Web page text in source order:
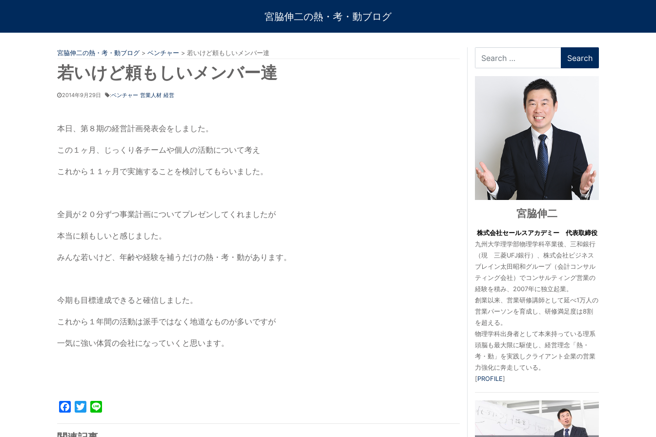
宮脇伸二の熱・考・動ブログ
宮脇伸二の熱・考・動ブログ > ベンチャー > 若いけど頼もしいメンバー達
若いけど頼もしいメンバー達
2014年9月29日 :ベンチャー 営業人材 経営
本日、第８期の経営計画発表会をしました。
この１ヶ月、じっくり各チームや個人の活動について考え
これから１１ヶ月で実施することを検討してもらいました。
全員が２０分ずつ事業計画についてプレゼンしてくれましたが
本当に頼もしいと感じました。
みんな若いけど、年齢や経験を補うだけの熱・考・動があります。
今期も目標達成できると確信しました。
これから１年間の活動は派手ではなく地道なものが多いですが
一気に強い体質の会社になっていくと思います。
Facebook
Twitter
宮脇伸二
株式会社セールスアカデミー 代表取締役
九州大学理学部物理学科卒業後、三和銀行
（現 三菱UFJ銀行）、株式会社ビジネス
ブレイン太田昭和グループ（会計コンサル
ティング会社）でコンサルティング営業の
経験を積み、2007年に独立起業。
創業以来、営業研修講師として延べ1万人の
営業パーソンを育成し、研修満足度は8割
を超える。
物理学科出身者として本来持っている理系
頭脳も最大限に駆使し、経営理念「熱・
考・動」を実践しクライアント企業の営業
力強化に奔走している。
[PROFILE]